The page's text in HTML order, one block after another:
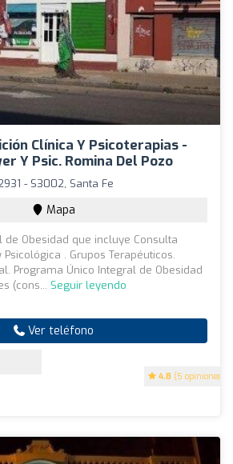
Clínica Y Psicoterapias -
Y Psic. Romina Del Pozo
4.8 (5 opiniones)
- S3002, Santa Fe
Mapa
Obesidad que incluye Consulta
. Grupos Terapéuticos.
Programa Único Integral de Obesidad
(cons... Seguir leyendo
Ver teléfono